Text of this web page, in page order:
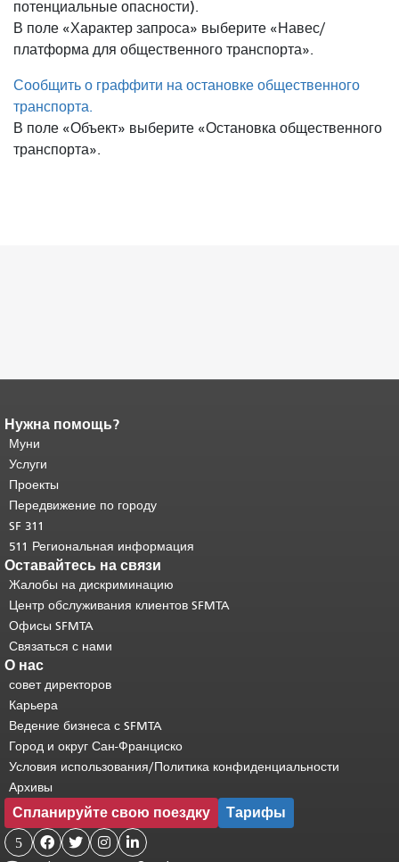
потенциальные опасности).
В поле «Характер запроса» выберите «Навес/
платформа для общественного транспорта».
Сообщить о граффити на остановке общественного
транспорта.
В поле «Объект» выберите «Остановка общественного
транспорта».
Конец содержимого
страницы.
страницы повторяется на каждой
странице.
основного содержимого .
Нужна помощь?
Муни
Услуги
Проекты
Передвижение по городу
SF 311
511 Региональная информация
Оставайтесь на связи
Жалобы на дискриминацию
Центр обслуживания клиентов SFMTA
Офисы SFMTA
Связаться с нами
О нас
совет директоров
Карьера
Ведение бизнеса с SFMTA
Город и округ Сан-Франциско
Условия использования/Политика конфиденциальности
Архивы
Спланируйте свою поездку Тарифы
5    